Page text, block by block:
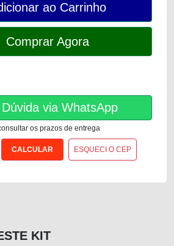
ao Carrinho
Comprar Agora
via WhatsApp
os prazos de entrega
ESQUECI O CEP
KIT